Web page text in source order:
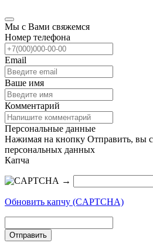
Мы с Вами свяжемся
Номер телефона
Email
Ваше имя
Комментарий
Персональные данные
Нажимая на кнопку Отправить, вы
персональных данных
Капча
→
Обновить капчу (CAPTCHA)
Отправить